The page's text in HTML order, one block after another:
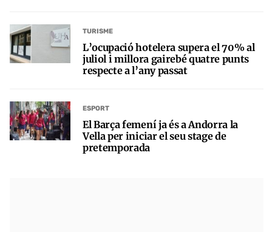
TURISME
L’ocupació hotelera supera el 70% al
juliol i millora gairebé quatre punts
respecte a l’any passat
ESPORT
El Barça femení ja és a Andorra la
Vella per iniciar el seu stage de
pretemporada